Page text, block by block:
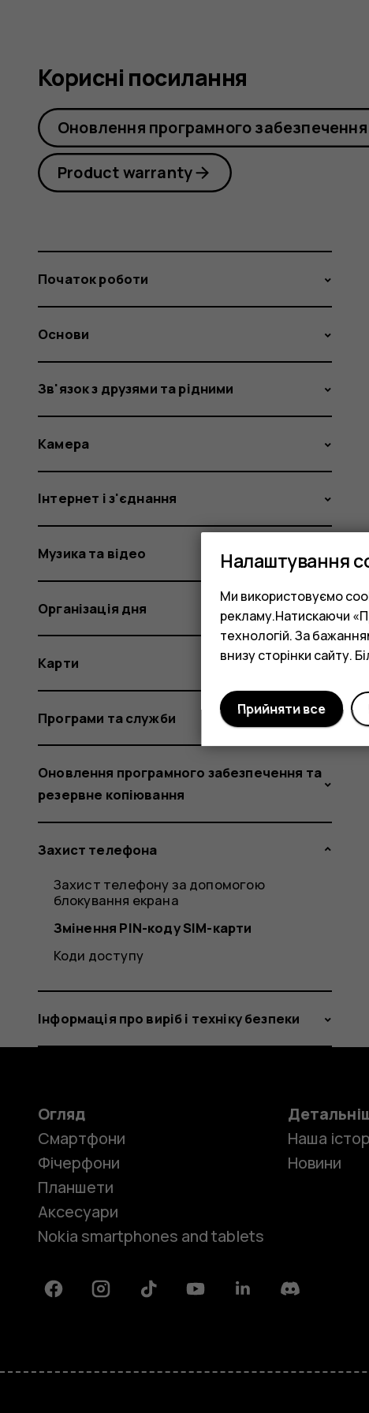
Корисні посилання
Оновлення програмного забезпечення
Product warranty
Початок роботи
Основи
Зв'язок з друзями та рідними
Камера
Інтернет і з'єднання
Музика та відео
Організація дня
Карти
Програми та служби
Оновлення програмного забезпечення та
резервне копіювання
Захист телефона
Захист телефону за допомогою
блокування екрана
Змінення PIN-коду SIM-карти
Коди доступу
Інформація про виріб і техніку безпеки
Огляд
Смартфони
Фічерфони
Планшети
Аксесуари
Nokia smartphones and tablets
Наша
Новини
FacebookInstagramTiktok YoutubeLinkedinDiscord
Налаштування
Ми використовуємо
рекламу.Натискаючи
технологій. За
внизу сторінки сайту.
Прийняти все